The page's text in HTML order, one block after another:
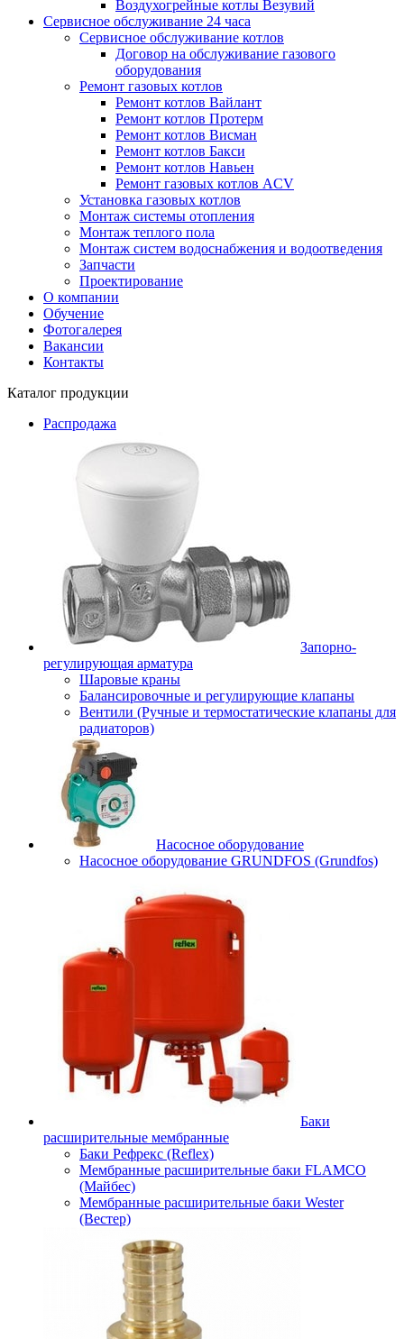
Воздухогрейные котлы Везувий
Сервисное обслуживание 24 часа
Сервисное обслуживание котлов
Договор на обслуживание газового
оборудования
Ремонт газовых котлов
Ремонт котлов Вайлант
Ремонт котлов Протерм
Ремонт котлов Висман
Ремонт котлов Бакси
Ремонт котлов Навьен
Ремонт газовых котлов ACV
Установка газовых котлов
Монтаж системы отопления
Монтаж теплого пола
Монтаж систем водоснабжения и водоотведения
Запчасти
Проектирование
О компании
Обучение
Фотогалерея
Вакансии
Контакты
Каталог продукции
Распродажа
Запорно-
регулирующая арматура
Шаровые краны
Балансировочные и регулирующие клапаны
Вентили (Ручные и термостатические клапаны для
радиаторов)
Насосное оборудование
Насосное оборудование GRUNDFOS (Grundfos)
Баки
расширительные мембранные
Баки Рефрекс (Reflex)
Мембранные расширительные баки FLAMCO
(Майбес)
Мембранные расширительные баки Wester
(Вестер)